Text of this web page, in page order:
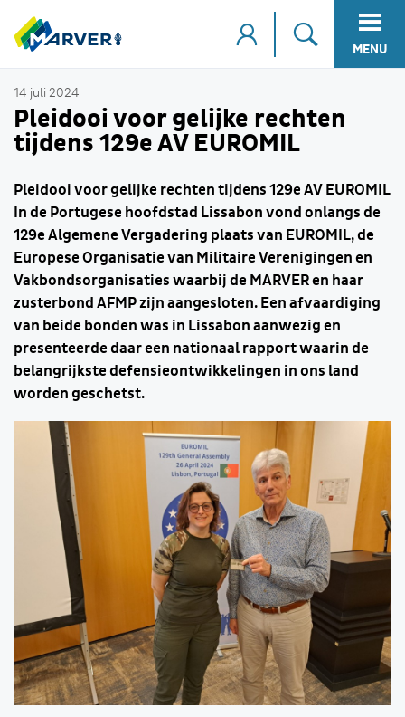
MENU
14 juli 2024
Pleidooi voor gelijke rechten
tijdens 129e AV EUROMIL
Pleidooi voor gelijke rechten tijdens 129e AV EUROMIL
In de Portugese hoofdstad Lissabon vond onlangs de
129e Algemene Vergadering plaats van EUROMIL, de
Europese Organisatie van Militaire Verenigingen en
Vakbondsorganisaties waarbij de MARVER en haar
zusterbond AFMP zijn aangesloten. Een afvaardiging
van beide bonden was in Lissabon aanwezig en
presenteerde daar een nationaal rapport waarin de
belangrijkste defensieontwikkelingen in ons land
worden geschetst.